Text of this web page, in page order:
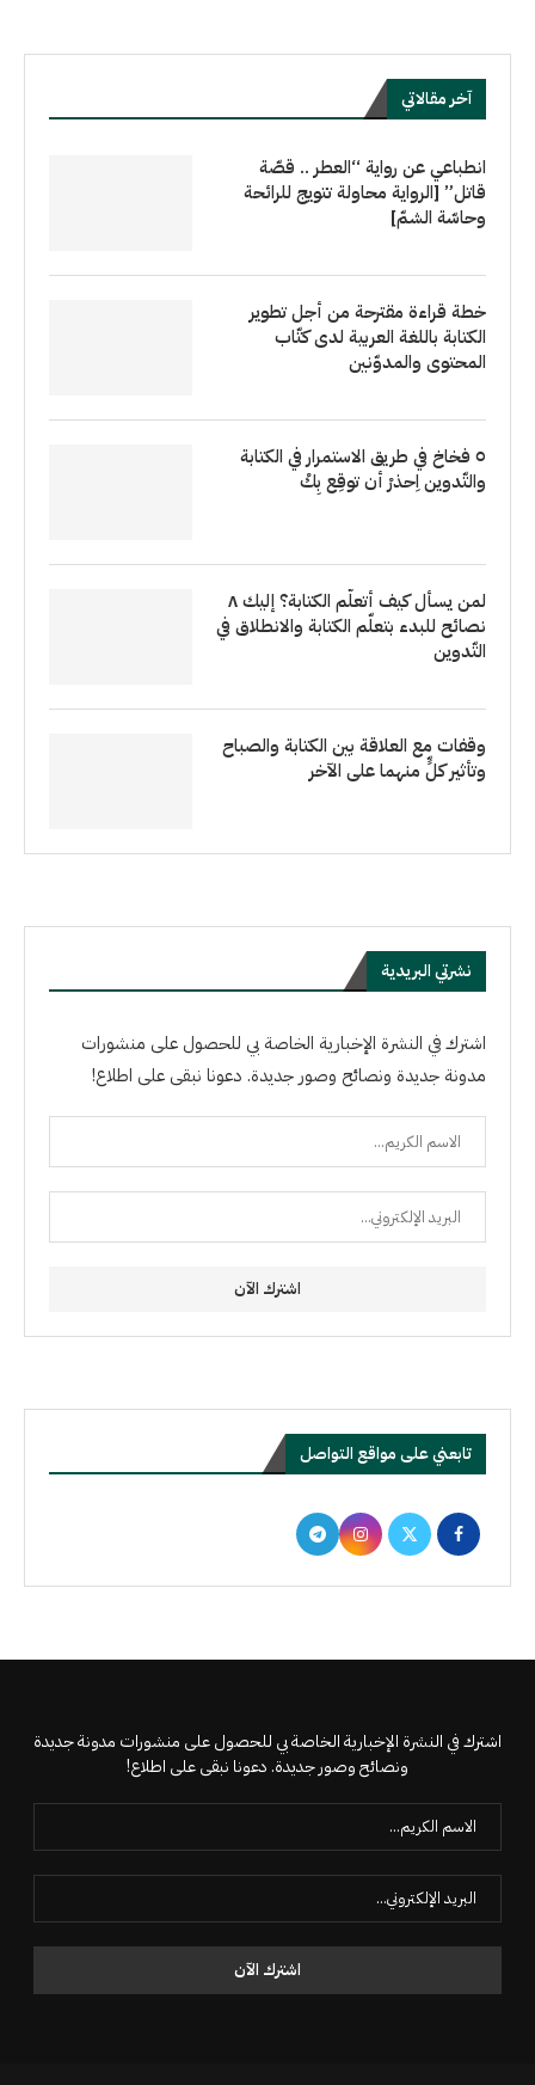
آخر مقالاتي
انطباعي عن رواية “العطر .. قصّة
قاتل” [الرواية محاولة تتويج للرائحة
وحاسّة الشمّ]
خطة قراءة مقترحة من أجل تطوير
الكتابة باللغة العربية لدى كتّاب
المحتوى والمدوّنين
٥ فخاخ في طريق الاستمرار في الكتابة
والتّدوين اِحذرْ أن توقِع بِكْ
لمن يسأل كيف أتعلّم الكتابة؟ إليك ٨
نصائح للبدء بتعلّم الكتابة والانطلاق في
التّدوين
وقفات مع العلاقة بين الكتابة والصباح
وتأثير كلٍّ منهما على الآخر
نشرتي البريدية
اشترك في النشرة الإخبارية الخاصة بي للحصول على منشورات
مدونة جديدة ونصائح وصور جديدة. دعونا نبقى على اطلاع!
تابعني على مواقع التواصل
اشترك في النشرة الإخبارية الخاصة بي للحصول على منشورات مدونة جديدة
ونصائح وصور جديدة. دعونا نبقى على اطلاع!